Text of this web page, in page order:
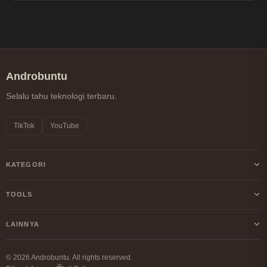
Androbuntu
Selalu tahu teknologi terbaru.
TikTok YouTube
KATEGORI
Android
Linux
TOOLS
Kalkulator Profit/Loss Crypto
Perbandingan Fee Exchange
LAINNYA
© 2026 Androbuntu. All rights reserved.